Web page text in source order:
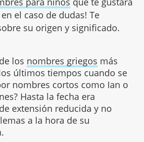
el caso de dudas! Te
su origen y significado.
los nombres griegos más
últimos tiempos cuando se
nombres cortos como Ian o
Hasta la fecha era
extensión reducida y no
a la hora de su